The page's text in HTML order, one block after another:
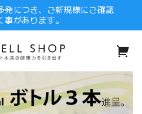
発につき、ご新規様にご確認
があります。